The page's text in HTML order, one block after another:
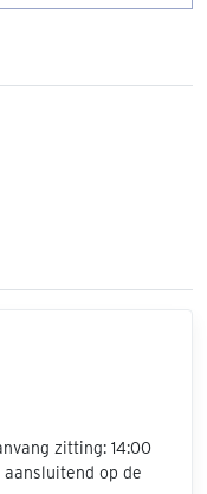
zitting: 14:00
op de